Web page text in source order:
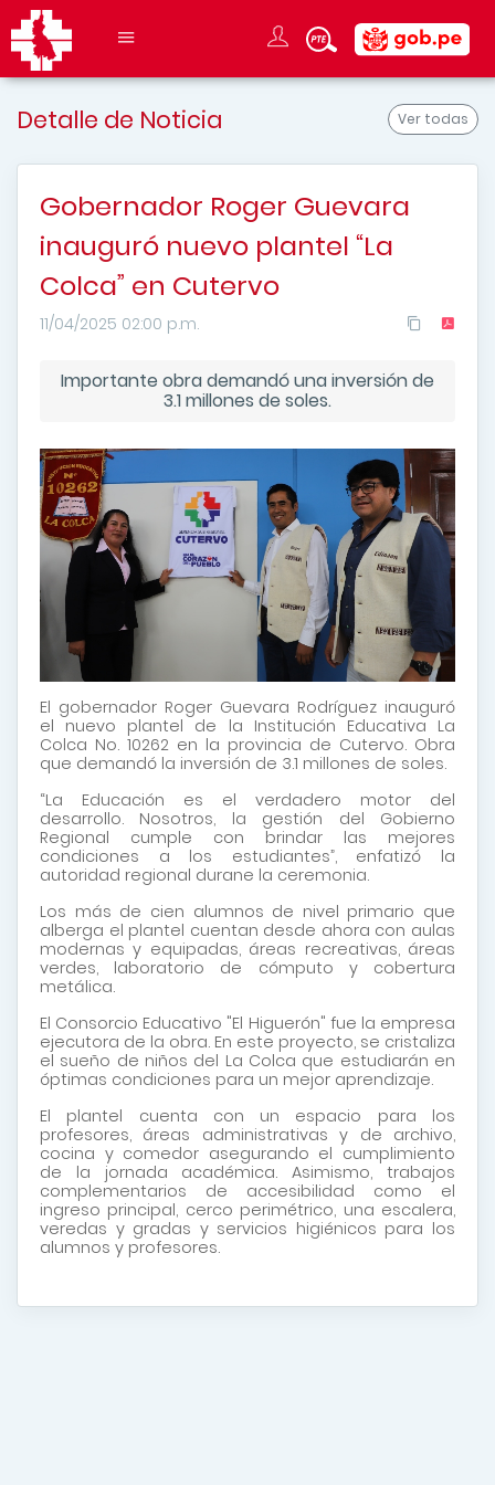
Ver todas
Detalle de Noticia
Gobernador Roger Guevara
inauguró nuevo plantel “La
Colca” en Cutervo
11/04/2025 02:00 p.m.
Importante obra demandó una inversión de
3.1 millones de soles.
El gobernador Roger Guevara Rodríguez inauguró
el nuevo plantel de la Institución Educativa La
Colca No. 10262 en la provincia de Cutervo. Obra
que demandó la inversión de 3.1 millones de soles.
“La Educación es el verdadero motor del
desarrollo. Nosotros, la gestión del Gobierno
Regional cumple con brindar las mejores
condiciones a los estudiantes”, enfatizó la
autoridad regional durane la ceremonia.
Los más de cien alumnos de nivel primario que
alberga el plantel cuentan desde ahora con aulas
modernas y equipadas, áreas recreativas, áreas
verdes, laboratorio de cómputo y cobertura
metálica.
El Consorcio Educativo "El Higuerón" fue la empresa
ejecutora de la obra. En este proyecto, se cristaliza
el sueño de niños del La Colca que estudiarán en
óptimas condiciones para un mejor aprendizaje.
El plantel cuenta con un espacio para los
profesores, áreas administrativas y de archivo,
cocina y comedor asegurando el cumplimiento
de la jornada académica. Asimismo, trabajos
complementarios de accesibilidad como el
ingreso principal, cerco perimétrico, una escalera,
veredas y gradas y servicios higiénicos para los
alumnos y profesores.